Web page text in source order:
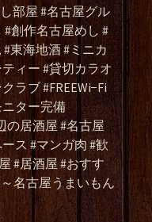
部屋 #名古屋グル
#創作名古屋めし #
東海地酒 #ミニカ
ィー #貸切カラオ
ラブ #FREEWi−Fi
ター完備
の居酒屋 #名古屋
ス #マンガ肉 #歓
#居酒屋 #おすす
名古屋うまいもん